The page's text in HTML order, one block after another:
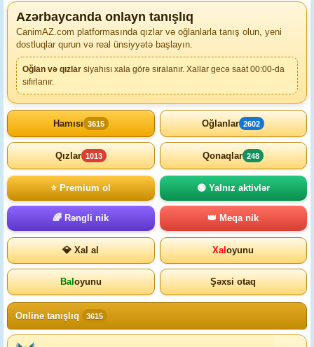
Azərbaycanda onlayn tanışlıq
CanimAZ.com platformasında qızlar və oğlanlarla tanış olun, yeni
dostluqlar qurun və real ünsiyyətə başlayın.
Oğlan və qızlar siyahısı xala görə sıralanır. Xallar gecə saat 00:00-da
sıfırlanır.
Hamısı 3615 Oğlanlar 2602
Qızlar 1013 Qonaqlar 248
⭐ Premium ol 🟢 Yalnız aktivlər
🌈 Rəngli nik 👑 Meqa nik
💎 Xal al Xaloyunu
Baloyunu Şəxsi otaq
Online tanışlıq 3615